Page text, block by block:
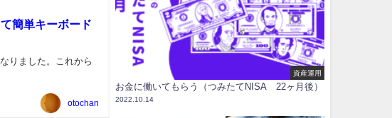
簡単キーボード
りました。これから
otochan
資産運用
お金に働いてもらう（つみたてNISA 22ヶ月後）
2022.10.14